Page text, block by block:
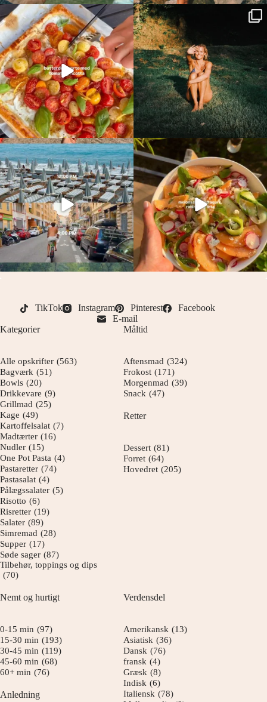
TikTok Instagram Pinterest
Facebook
E-mail
Kategorier
Alle opskrifter (563)
Bagværk (51)
Bowls (20)
Drikkevare (9)
Grillmad (25)
Kage (49)
Kartoffelsalat (7)
Madtærter (16)
Nudler (15)
One Pot Pasta (4)
Pastaretter (74)
Pastasalat (4)
Pålægssalater (5)
Risotto (6)
Risretter (19)
Salater (89)
Simremad (28)
Supper (17)
Søde sager (87)
Tilbehør, toppings og dips
(70)
Måltid
Aftensmad (324)
Frokost (171)
Morgenmad (39)
Snack (47)
Retter
Dessert (81)
Forret (64)
Hovedret (205)
Nemt og hurtigt
0-15 min (97)
15-30 min (193)
30-45 min (119)
45-60 min (68)
60+ min (76)
Anledning
Verdensdel
Amerikansk (13)
Asiatisk (36)
Dansk (76)
fransk (4)
Græsk (8)
Indisk (6)
Italiensk (78)